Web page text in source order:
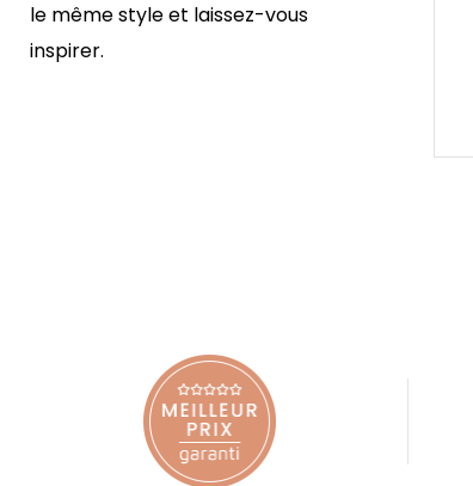
le même style et laissez-vous
inspirer.
Commode Léo 5